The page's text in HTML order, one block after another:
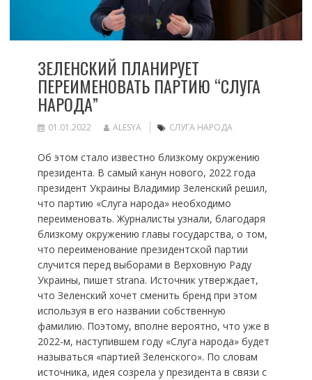
ЗЕЛЕНСКИЙ ПЛАНИРУЕТ
ПЕРЕИМЕНОВАТЬ ПАРТИЮ “СЛУГА
НАРОДА”
01.01.2022 ALESYA СЛУГА НАРОДА
Об этом стало известно близкому окружению
президента. В самый канун нового, 2022 года
президент Украины Владимир Зеленский решил,
что партию «Слуга народа» необходимо
переименовать. Журналисты узнали, благодаря
близкому окружению главы государства, о том,
что переименование президентской партии
случится перед выборами в Верховную Раду
Украины, пишет strana. Источник утверждает,
что Зеленский хочет сменить бренд при этом
используя в его названии собственную
фамилию. Поэтому, вполне вероятно, что уже в
2022-м, наступившем году «Слуга народа» будет
называться «партией Зеленского». По словам
источника, идея созрела у президента в связи с